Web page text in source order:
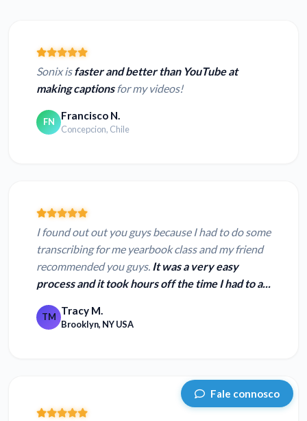
Sonix isfaster and better than YouTube at
making captionsfor my videos!
FN Francisco N.
Concepcion, Chile
I found out out you guys because I had to do some
transcribing for me yearbook class and my friend
recommended you guys. It was a very easy
process and it took hours off the time I had to a...
TM Tracy M.
Brooklyn, NY USA
Fale connosco